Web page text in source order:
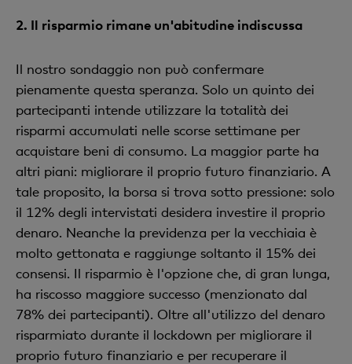
2. Il risparmio rimane un'abitudine indiscussa
Il nostro sondaggio non può confermare
pienamente questa speranza. Solo un quinto dei
partecipanti intende utilizzare la totalità dei
risparmi accumulati nelle scorse settimane per
acquistare beni di consumo. La maggior parte ha
altri piani: migliorare il proprio futuro finanziario. A
tale proposito, la borsa si trova sotto pressione: solo
il 12% degli intervistati desidera investire il proprio
denaro. Neanche la previdenza per la vecchiaia è
molto gettonata e raggiunge soltanto il 15% dei
consensi. Il risparmio è l'opzione che, di gran lunga,
ha riscosso maggiore successo (menzionato dal
78% dei partecipanti). Oltre all'utilizzo del denaro
risparmiato durante il lockdown per migliorare il
proprio futuro finanziario e per recuperare il